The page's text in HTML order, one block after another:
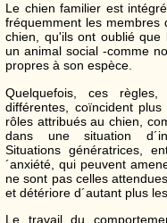
Le chien familier est
fréquemment les membres
chien, qu'ils ont oublié que
un animal social -comme
propres à son espèce.
Quelquefois, ces
différentes, coïncident
rôles attribués au chien,
dans une situation
Situations génératrices,
´anxiété, qui peuvent
ne sont pas celles
et détériore d´autant plus
Le travail du